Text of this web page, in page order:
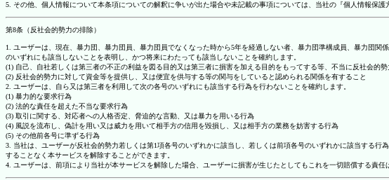
5. その他、個人情報について本条項についての解釈に争いが出た場合や未記載の事項については、当社の『個人情報保
第8条（反社会的勢力の排除）
1. ユーザーは、現在、暴力団、暴力団員、暴力団員でなくなった時から5年を経過しない者、暴力団準構成員、暴力団
のいずれにも該当しないことを表明し、かつ将来にわたっても該当しないことを確約します。
(1) 自己、自社若しくは第三者の不正の利益を図る目的又は第三者に損害を加える目的をもってする等、不当に反社会的
(2) 反社会的勢力に対して資金等を提供し、又は便宜を供与する等の関与をしていると認められる関係を有すること
2. ユーザーは、自ら又は第三者を利用して次の各号のいずれにも該当する行為を行わないことを確約します。
(1) 暴力的な要求行為
(2) 法的な責任を超えた不当な要求行為
(3) 取引に関する、対応者への人格否定、脅迫的な言動、又は暴力を用いる行為
(4) 風説を流布し、偽計を用い又は威力を用いて相手方の信用を毀損し、又は相手方の業務を妨害する行為
(5) その他前各号に準ずる行為
3. 当社は、ユーザーが反社会的勢力若しくは第1項各号のいずれかに該当し、若しくは前項各号のいずれかに該当する
することなく本サービスを解除することができます。
4. ユーザーは、前項により当社が本サービスを解除した場合、ユーザーに損害が生じたとしてもこれを一切賠償する責任